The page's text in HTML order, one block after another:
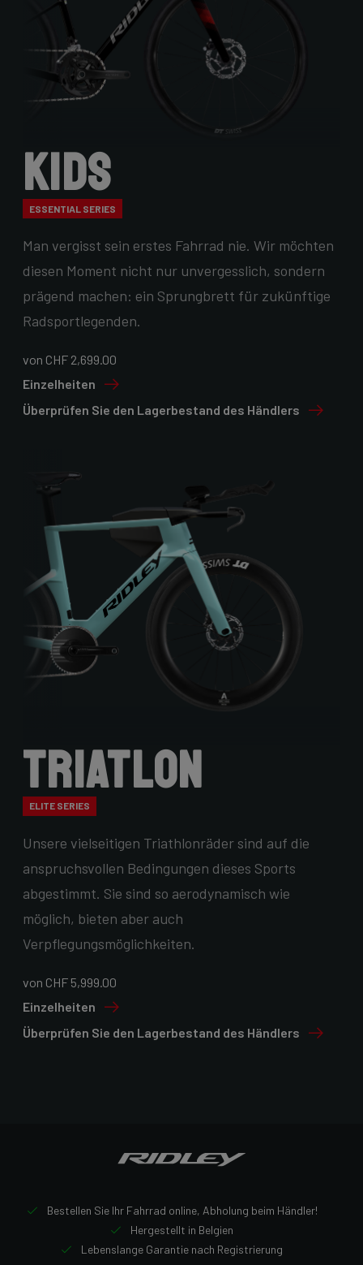
Kids
ESSENTIAL SERIES
Man vergisst sein erstes Fahrrad nie. Wir möchten
diesen Moment nicht nur unvergesslich, sondern
prägend machen: ein Sprungbrett für zukünftige
Radsportlegenden.
von CHF 2,699.00
Einzelheiten
Überprüfen Sie den Lagerbestand des Händlers
Triatlon
ELITE SERIES
Unsere vielseitigen Triathlonräder sind auf die
anspruchsvollen Bedingungen dieses Sports
abgestimmt. Sie sind so aerodynamisch wie
möglich, bieten aber auch
Verpflegungsmöglichkeiten.
von CHF 5,999.00
Einzelheiten
Überprüfen Sie den Lagerbestand des Händlers
Bestellen Sie Ihr Fahrrad online, Abholung beim Händler!
Hergestellt in Belgien
Lebenslange Garantie nach Registrierung